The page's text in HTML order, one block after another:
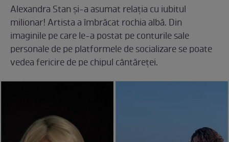
Alexandra Stan și-a asumat relația cu iubitul
milionar! Artista a îmbrăcat rochia albă. Din
imaginile pe care le-a postat pe conturile sale
personale de pe platformele de socializare se poate
vedea fericire de pe chipul cântăreței.